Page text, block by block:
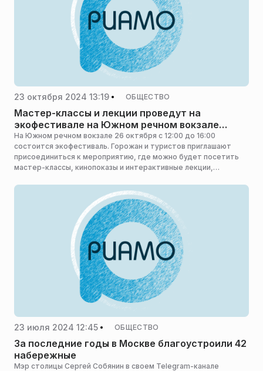
23 октября 2024 13:19 ОБЩЕСТВО
Мастер-классы и лекции проведут на
экофестивале на Южном речном вокзале
Москвы
На Южном речном вокзале 26 октября с 12:00 до 16:00
состоится экофестиваль. Горожан и туристов приглашают
присоединиться к мероприятию, где можно будет посетить
мастер-классы, кинопоказы и интерактивные лекции,
23 июля 2024 12:45 ОБЩЕСТВО
За последние годы в Москве благоустроили 42
набережные
Мэр столицы Сергей Собянин в своем Telegram-канале